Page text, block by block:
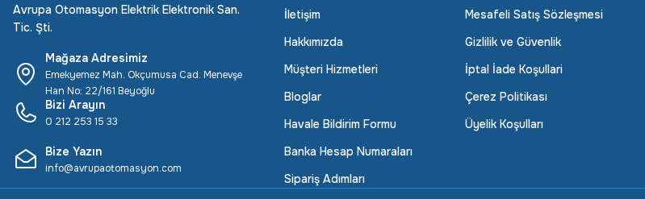
Avrupa Otomasyon Elektrik Elektronik San.
Tic. Şti.
Mağaza Adresimiz
Emekyemez Mah. Okçumusa Cad. Menevşe
Han No: 22/161 Beyoğlu
Bizi Arayın
0 212 253 15 33
Bize Yazın
info@avrupaotomasyon.com
İletişim
Hakkımızda
Müşteri Hizmetleri
Bloglar
Havale Bildirim Formu
Banka Hesap Numaraları
Sipariş Adımları
Mesafeli Satış Sözleşmesi
Gizlilik ve Güvenlik
İptal İade Koşullari
Çerez Politikası
Üyelik Koşulları